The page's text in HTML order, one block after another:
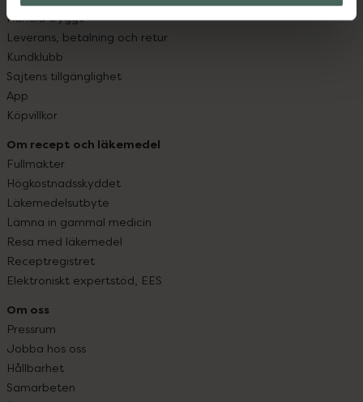
Handla tryggt
Leverans, betalning och retur
Kundklubb
Sajtens tillgänglighet
App
Köpvillkor
Om recept och läkemedel
Fullmakter
Högkostnadsskyddet
Läkemedelsutbyte
Lämna in gammal medicin
Resa med läkemedel
Receptregistret
Elektroniskt expertstöd, EES
Om oss
Pressrum
Jobba hos oss
Hållbarhet
Samarbeten